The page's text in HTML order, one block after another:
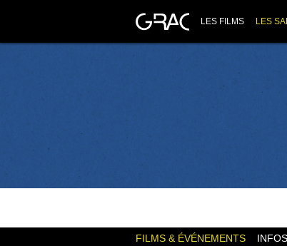
LES FILMS LES
FILMS & ÉVÉNEMENTS